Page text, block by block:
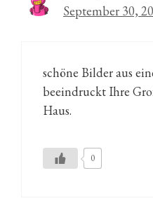
September 30,
schöne Bilder aus
beeindruckt Ihre
Haus.
0